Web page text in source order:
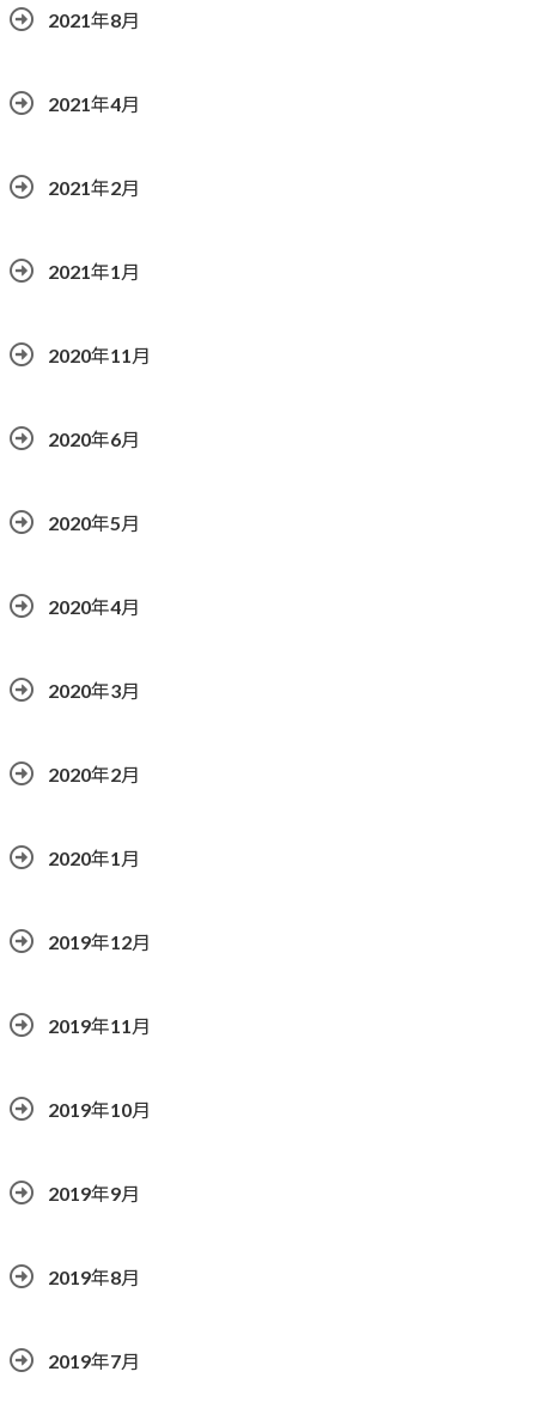
2021年8月
2021年4月
2021年2月
2021年1月
2020年11月
2020年6月
2020年5月
2020年4月
2020年3月
2020年2月
2020年1月
2019年12月
2019年11月
2019年10月
2019年9月
2019年8月
2019年7月